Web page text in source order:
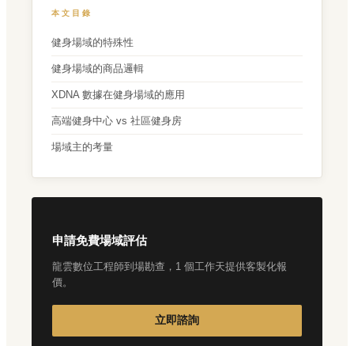
本文目錄
健身場域的特殊性
健身場域的商品邏輯
XDNA 數據在健身場域的應用
高端健身中心 vs 社區健身房
場域主的考量
申請免費場域評估
龍雲數位工程師到場勘查，1 個工作天提供客製化報
價。
立即諮詢